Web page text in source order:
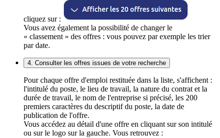
cliquez sur :
Vous avez également la possibilité de changer le
« classement » des offres : vous pouvez par exemple les trier
par date.
4. Consulter les offres issues de votre recherche
Pour chaque offre d'emploi restituée dans la liste, s'affichent :
l'intitulé du poste, le lieu de travail, la nature du contrat et la
durée de travail, le nom de l'entreprise si précisé, les 200
premiers caractères du descriptif du poste, la date de
publication de l'offre.
Vous accédez au détail d'une offre en cliquant sur son intitulé
ou sur le logo sur la gauche. Vous retrouvez :